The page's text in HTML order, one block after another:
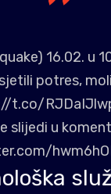
) 16.02. u
potres,
t.co/
slijedi u